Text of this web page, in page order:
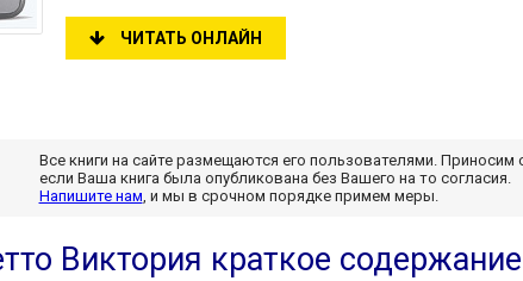
ЧИТАТЬ ОНЛАЙН
Все книги на сайте размещаются его пользователями. Приносим
если Ваша книга была опубликована без Вашего на то согласия.
Напишите нам , и мы в срочном порядке примем меры.
Виктория краткое содержание